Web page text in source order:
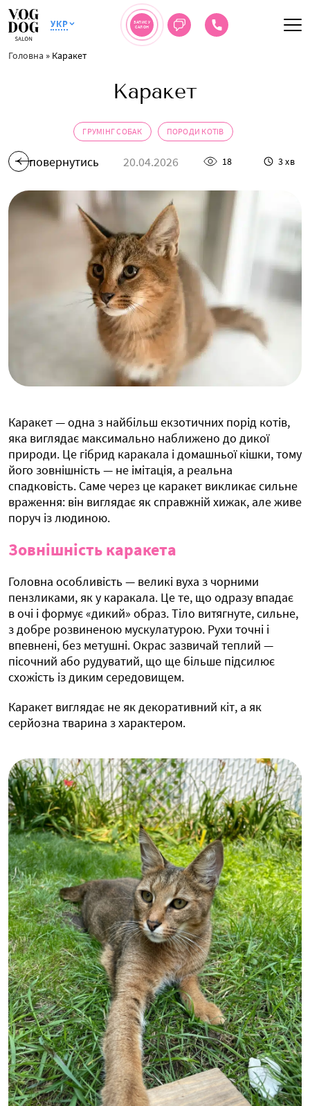
УКР
ЗАПИС У
САЛОН
Головна » Каракет
Каракет
ГРУМІНГ СОБАК ПОРОДИ КОТІВ
повернутись 20.04.2026 18 3 хв
Каракет — одна з найбільш екзотичних порід котів,
яка виглядає максимально наближено до дикої
природи. Це гібрид каракала і домашньої кішки, тому
його зовнішність — не імітація, а реальна
спадковість. Саме через це каракет викликає сильне
враження: він виглядає як справжній хижак, але живе
поруч із людиною.
Зовнішність каракета
Головна особливість — великі вуха з чорними
пензликами, як у каракала. Це те, що одразу впадає
в очі і формує «дикий» образ. Тіло витягнуте, сильне,
з добре розвиненою мускулатурою. Рухи точні і
впевнені, без метушні. Окрас зазвичай теплий —
пісочний або рудуватий, що ще більше підсилює
схожість із диким середовищем.
Каракет виглядає не як декоративний кіт, а як
серйозна тварина з характером.